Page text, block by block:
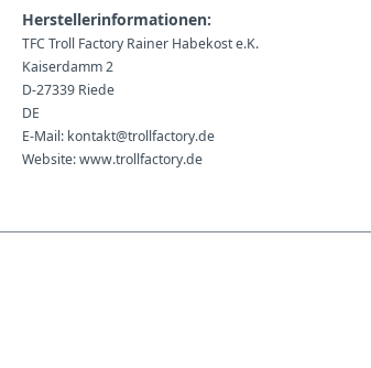
Herstellerinformationen:
TFC Troll Factory Rainer Habekost e.K.
Kaiserdamm 2
D-27339 Riede
DE
E-Mail: kontakt@trollfactory.de
Website: www.trollfactory.de